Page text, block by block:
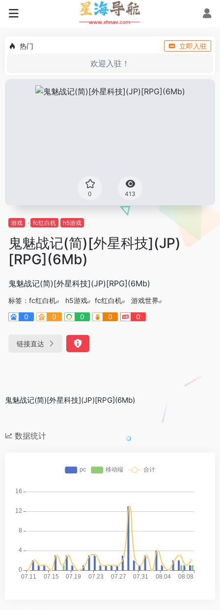
热门 立即入驻
欢迎入驻！
0 413
游戏 fc红白机 h5游戏
鬼魅战记(简)[外星科技](JP)
[RPG](6Mb)
鬼魅战记(简)[外星科技](JP)[RPG](6Mb)
标签： fc红白机 h5游戏 fc红白机
游戏世界
0
0 0 0 0
链接直达
鬼魅战记(简)[外星科技](JP)[RPG](6Mb)
数据统计